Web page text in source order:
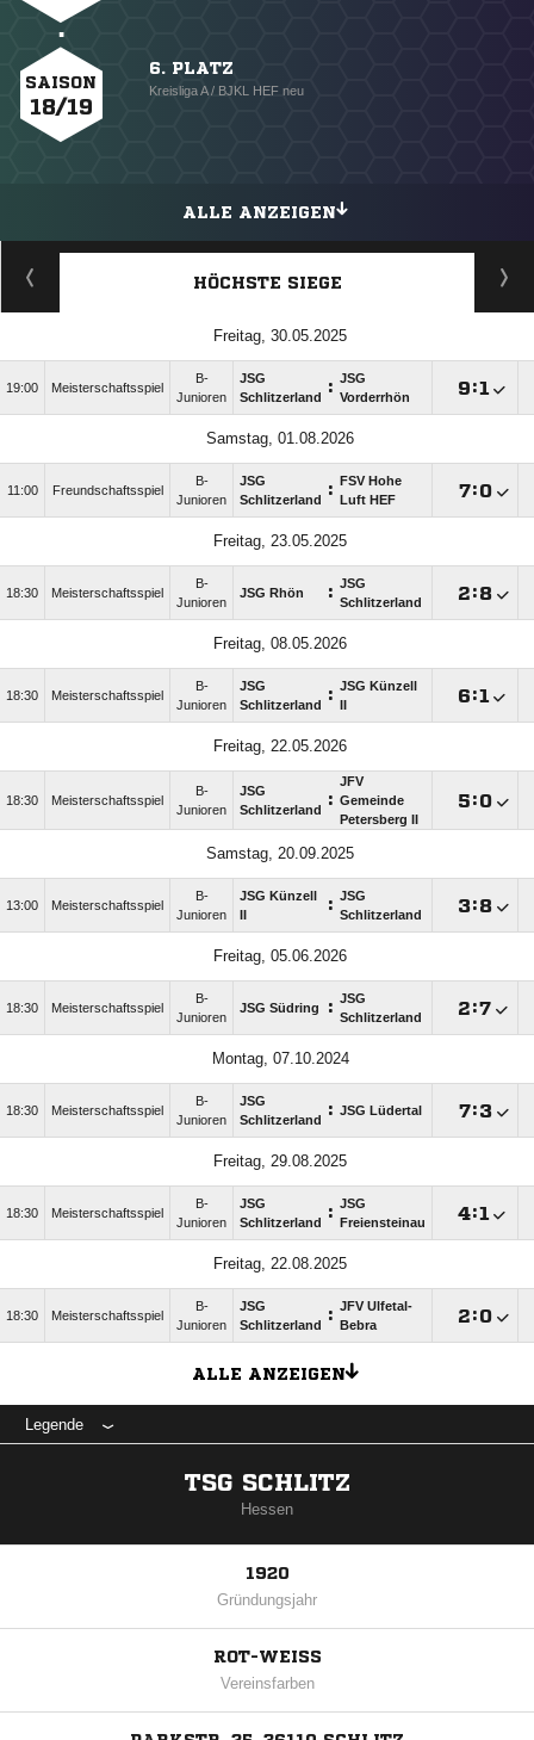
SAISON
18/19
6. PLATZ
Kreisliga A / BJKL HEF neu
ALLE ANZEIGEN
HÖCHSTE SIEGE
Freitag, 30.05.2025
19:00 Meisterschaftsspiel
B-
Junioren
JSG
Schlitzerland
: JSG
Vorderrhön
:
Samstag, 01.08.2026
11:00 Freundschaftsspiel
B-
Junioren
JSG
Schlitzerland
:
FSV Hohe
Luft HEF
:
Freitag, 23.05.2025
18:30 Meisterschaftsspiel
B-
Junioren
JSG Rhön : JSG
Schlitzerland
:
Freitag, 08.05.2026
18:30 Meisterschaftsspiel
B-
Junioren
JSG
Schlitzerland
: JSG Künzell
:
Freitag, 22.05.2026
18:30 Meisterschaftsspiel
B-
Junioren
JSG
Schlitzerland
:
JFV
Gemeinde
Petersberg II
:
Samstag, 20.09.2025
13:00 Meisterschaftsspiel
B-
Junioren
JSG Künzell
: JSG
Schlitzerland
:
Freitag, 05.06.2026
18:30 Meisterschaftsspiel
B-
Junioren
JSG Südring : JSG
Schlitzerland
:
Montag, 07.10.2024
18:30 Meisterschaftsspiel
B-
Junioren
JSG
Schlitzerland
: JSG Lüdertal :
Freitag, 29.08.2025
18:30 Meisterschaftsspiel
B-
Junioren
JSG
Schlitzerland
: JSG
Freiensteinau
:
Freitag, 22.08.2025
18:30 Meisterschaftsspiel
B-
Junioren
JSG
Schlitzerland
: JFV Ulfetal-
Bebra
:
ALLE ANZEIGEN
Legende
TSG SCHLITZ
Hessen
1920
Gründungsjahr
ROT-WEISS
Vereinsfarben